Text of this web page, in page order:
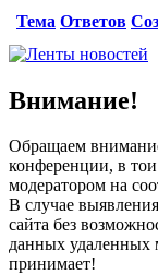
Тема Ответов
Внимание!
Обращаем
конференции, в
модератором на
В случае
сайта без
данных удаленных
принимает!